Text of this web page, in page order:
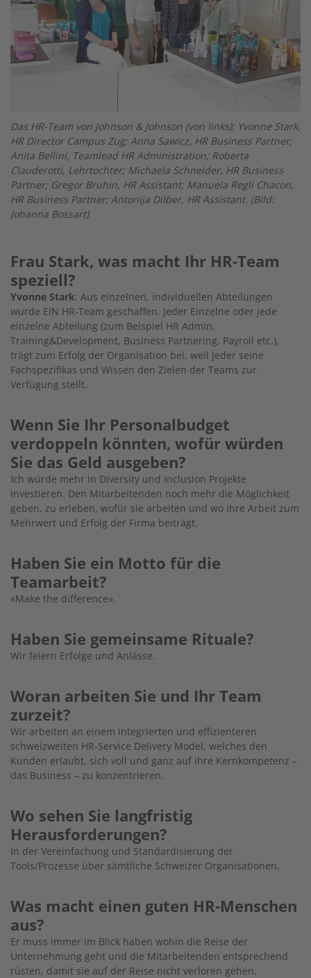
Das HR-Team von Johnson & Johnson (von links): Yvonne Stark,
HR Director Campus Zug; Anna Sawicz, HR Business Partner;
Anita Bellini, Teamlead HR Administration; Roberta
Clauderotti, Lehrtochter; Michaela Schneider, HR Business
Partner; Gregor Bruhin, HR Assistant; Manuela Regli Chacon,
HR Business Partner; Antonija Dilber, HR Assistant. (Bild:
Johanna Bossart)
Frau Stark, was macht Ihr HR-Team
speziell?
Yvonne Stark: Aus einzelnen, individuellen Abteilungen
wurde EIN HR-Team geschaffen. Jeder Einzelne oder jede
einzelne Abteilung (zum Beispiel HR Admin,
Training&Development, Business Partnering, Payroll etc.),
trägt zum Erfolg der Organisation bei, weil jeder seine
Fachspezifikas und Wissen den Zielen der Teams zur
Verfügung stellt.
Wenn Sie Ihr Personalbudget
verdoppeln könnten, wofür würden
Sie das Geld ausgeben?
Ich würde mehr in Diversity und Inclusion Projekte
investieren. Den Mitarbeitenden noch mehr die Möglichkeit
geben, zu erleben, wofür sie arbeiten und wo ihre Arbeit zum
Mehrwert und Erfolg der Firma beiträgt.
Haben Sie ein Motto für die
Teamarbeit?
«Make the difference».
Haben Sie gemeinsame Rituale?
Wir feiern Erfolge und Anlässe.
Woran arbeiten Sie und Ihr Team
zurzeit?
Wir arbeiten an einem integrierten und effizienteren
schweizweiten HR-Service Delivery Model, welches den
Kunden erlaubt, sich voll und ganz auf ihre Kernkompetenz –
das Business – zu konzentrieren.
Wo sehen Sie langfristig
Herausforderungen?
In der Vereinfachung und Standardisierung der
Tools/Prozesse über sämtliche Schweizer Organisationen.
Was macht einen guten HR-Menschen
aus?
Er muss immer im Blick haben wohin die Reise der
Unternehmung geht und die Mitarbeitenden entsprechend
rüsten, damit sie auf der Reise nicht verloren gehen.